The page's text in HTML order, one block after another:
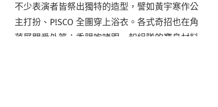
不少表演者皆祭出獨特的造型，譬如黃宇寒作公
主打扮、P!SCO 全團穿上浴衣。各式奇招也在角
落展開番外篇：香腸咆哮跟一起組隊的寶島材料